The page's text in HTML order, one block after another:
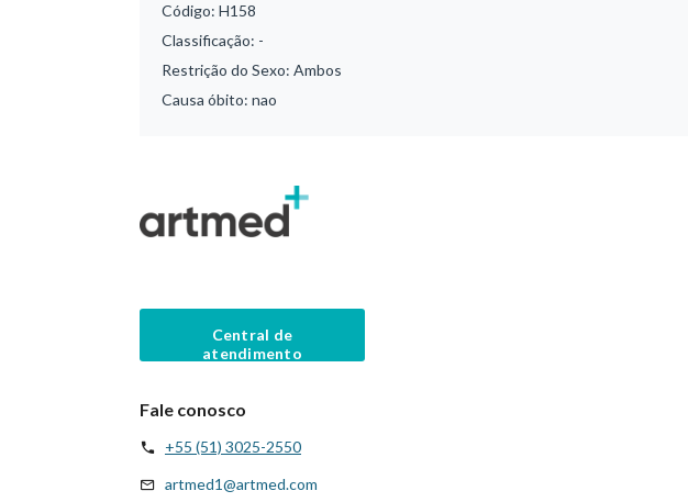
Código: H158
Classificação: -
Restrição do Sexo: Ambos
Causa óbito: nao
Central de
atendimento
Fale conosco
+55 (51) 3025-2550
artmed1@artmed.com